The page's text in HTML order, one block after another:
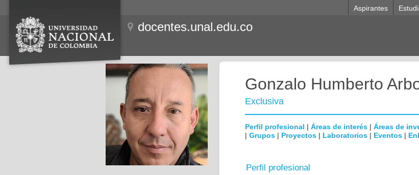
Aspirantes
docentes.unal.edu.co
Gonzalo Humberto
Exclusiva
Perfil profesional | Áreas de interés | Áreas de
| Grupos | Proyectos | Laboratorios | Eventos |
Perfil profesional